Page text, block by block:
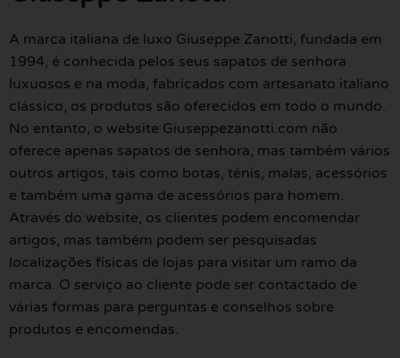
A marca italiana de luxo Giuseppe Zanotti, fundada em
1994, é conhecida pelos seus sapatos de senhora
luxuosos e na moda, fabricados com artesanato italiano
clássico, os produtos são oferecidos em todo o mundo.
No entanto, o website Giuseppezanotti.com não
oferece apenas sapatos de senhora, mas também vários
outros artigos, tais como botas, ténis, malas, acessórios
e também uma gama de acessórios para homem.
Através do website, os clientes podem encomendar
artigos, mas também podem ser pesquisadas
localizações físicas de lojas para visitar um ramo da
marca. O serviço ao cliente pode ser contactado de
várias formas para perguntas e conselhos sobre
produtos e encomendas.